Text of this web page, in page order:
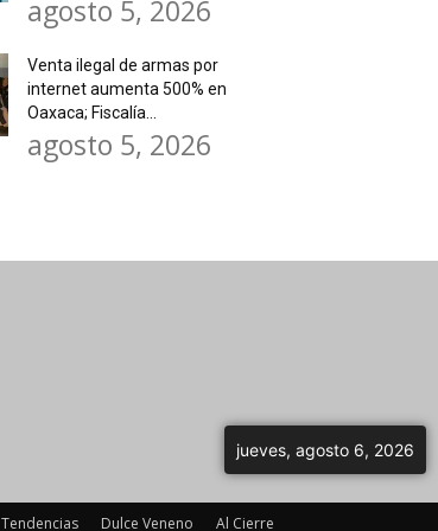
agosto 5, 2026
Venta ilegal de armas por
internet aumenta 500% en
Oaxaca; Fiscalía...
agosto 5, 2026
Tendencias Dulce Veneno Al Cierre
jueves, agosto 6, 2026